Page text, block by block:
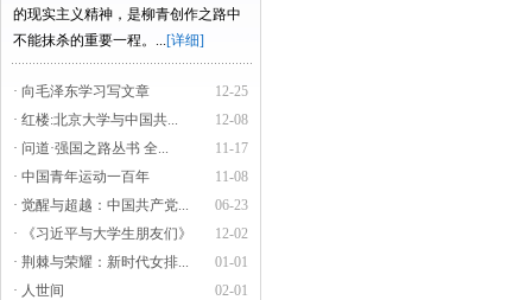
的现实主义精神，是柳青创作之路中
不能抹杀的重要一程。...[详细]
12-25
· 向毛泽东学习写文章
12-08
· 红楼:北京大学与中国共...
11-17
· 问道·强国之路丛书 全...
11-08
· 中国青年运动一百年
06-23
· 觉醒与超越：中国共产党...
12-02
· 《习近平与大学生朋友们》
01-01
· 荆棘与荣耀：新时代女排...
02-01
· 人世间